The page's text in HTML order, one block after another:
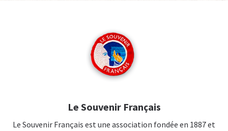
Le Souvenir Français
Le Souvenir Français est une association fondée en 1887 et